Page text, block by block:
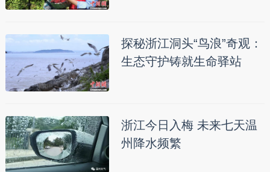
探秘浙江洞头“鸟浪”奇观：
生态守护铸就生命驿站
浙江今日入梅 未来七天温
州降水频繁